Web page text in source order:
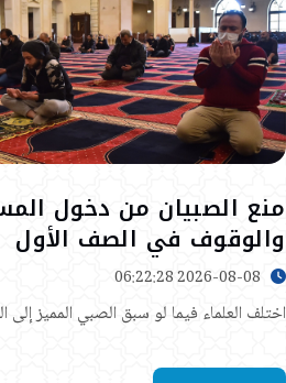
منع الصبيان من دخول
والوقوف في الصف الأول
اختلف العلماء فيما لو سبق الصبي المميز إلى